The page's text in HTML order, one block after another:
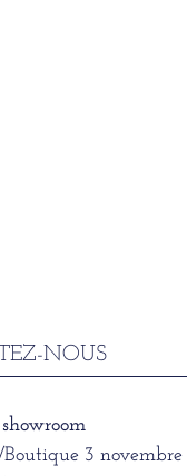
NOUS
3 novembre